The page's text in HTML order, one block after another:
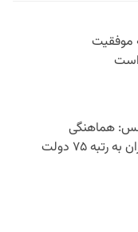
موفقیت
است
هماهنگی
نهادی شرط رسیدن ایران به رتبه ۷۵ دولت